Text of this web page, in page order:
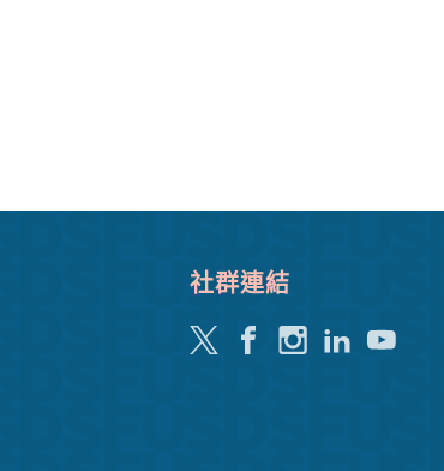
社群連結
嘰
FacebookInstagram
領
Youtube